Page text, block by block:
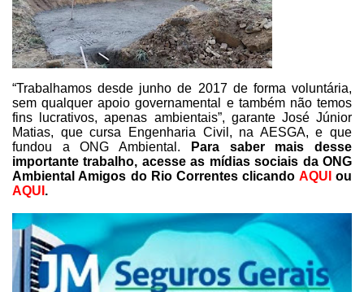
“Trabalhamos desde junho de 2017 de forma voluntária,
sem qualquer apoio governamental e também não temos
fins lucrativos, apenas ambientais”, garante JoséJúnior
Matias, que cursa Engenharia Civil, na AESGA, e que
fundou a ONG Ambiental.
Para saber mais desse
importante trabalho, acesse as mídias sociais daONG
Ambiental Amigos do Rio Correntes clicando AQUI ou
AQUI .